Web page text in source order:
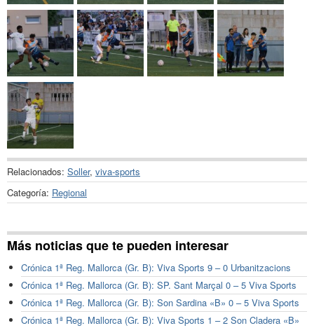
Relacionados: Soller, viva-sports
Categoría: Regional
Más noticias que te pueden interesar
Crónica 1ª Reg. Mallorca (Gr. B): Viva Sports 9 – 0 Urbanitzacions
Crónica 1ª Reg. Mallorca (Gr. B): SP. Sant Marçal 0 – 5 Viva Sports
Crónica 1ª Reg. Mallorca (Gr. B): Son Sardina «B» 0 – 5 Viva Sports
Crónica 1ª Reg. Mallorca (Gr. B): Viva Sports 1 – 2 Son Cladera «B»